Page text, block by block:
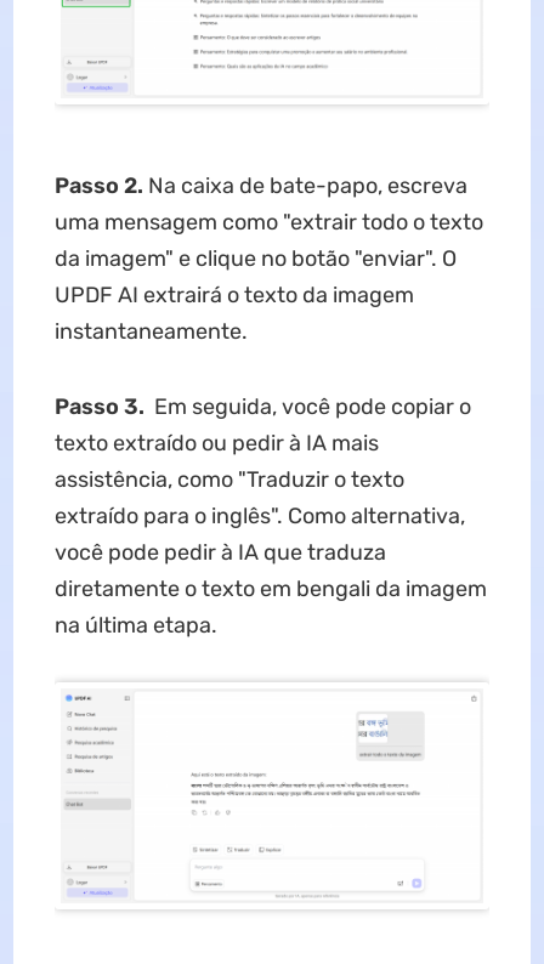
Passo 2. Na caixa de bate-papo, escreva
uma mensagem como "extrair todo o texto
da imagem" e clique no botão "enviar". O
UPDF AI extrairá o texto da imagem
instantaneamente.
Passo 3. Em seguida, você pode copiar o
texto extraído ou pedir à IA mais
assistência, como "Traduzir o texto
extraído para o inglês". Como alternativa,
você pode pedir à IA que traduza
diretamente o texto em bengali da imagem
na última etapa.